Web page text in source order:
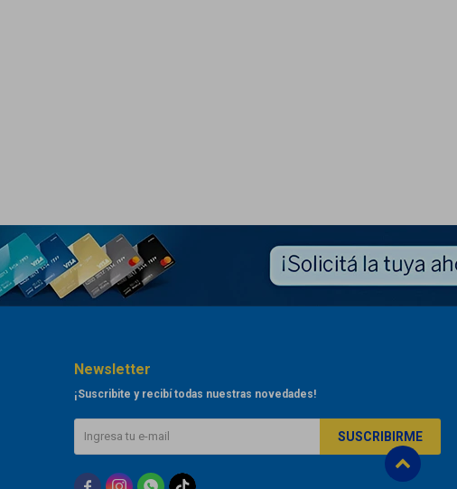
Newsletter
¡Suscribite y recibí todas nuestras novedades!
SUSCRIBIRME
  